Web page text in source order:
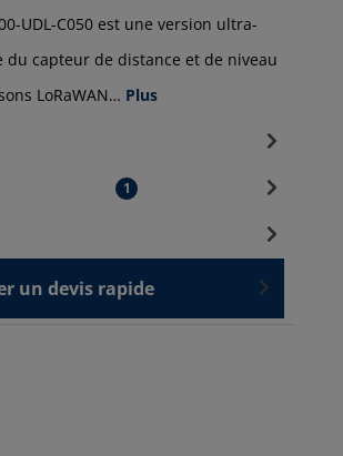
UDL-C050 est une version ultra-
du capteur de distance et de niveau
LoRaWAN… Plus
1
un devis rapide